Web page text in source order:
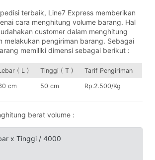
terbaik, Line7 Express memberikan
cara menghitung volume barang. Hal
customer dalam menghitung
melakukan pengiriman barang. Sebagai
memiliki dimensi sebagai berikut :
( L ) Tinggi ( T ) Tarif Pengiriman
cm 50 cm Rp.2.500/Kg
berat volume :
x Tinggi / 4000